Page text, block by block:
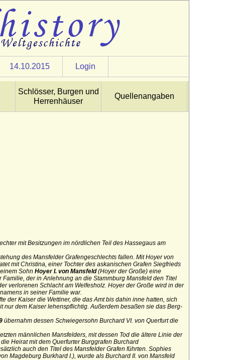
14.10.2015 Login
Schlösser, Burgen und
Herrenhäuser
Quellenangaben
mit Besitzungen im nördlichen Teil des Hassegaus am
des Mansfelder Grafengeschlechts fallen. Mit Hoyer von
mit Christina, einer Tochter des askanischen Grafen Siegfrieds
Sohn Hoyer I. von Mansfeld(Hoyer der Große) eine
der in Anlehnung an die Stammburg Mansfeld den Titel
verlorenen Schlacht am Welfesholz. Hoyer der Große wird in der
in seiner Familie war.
der Kaiser die Wettiner, die das Amt bis dahin inne hatten, sich
dem Kaiser lehenspflichtig. Außerdem besaßen sie das Berg-
übernahm dessen Schwiegersohn Burchard VI. von Querfurt die
männlichen Mansfelders, mit dessen Tod die ältere Linie der
Heirat mit dem Querfurter Burggrafen Burchard
auch den Titel des Mansfelder Grafen führten. Sophies
Magdeburg Burkhard I.), wurde als Burchard II. von Mansfeld